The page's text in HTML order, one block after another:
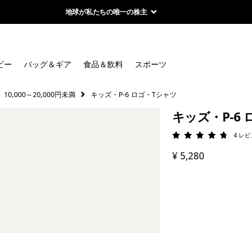
地球が私たちの唯一の株主
ー バッグ＆ギア 食品＆飲料 スポーツ
10,000～20,000円未満 キッズ・P-6 ロゴ・Tシャツ
キッズ・P-6
評価: 4.8 / 5
4 レビ
¥ 5,280